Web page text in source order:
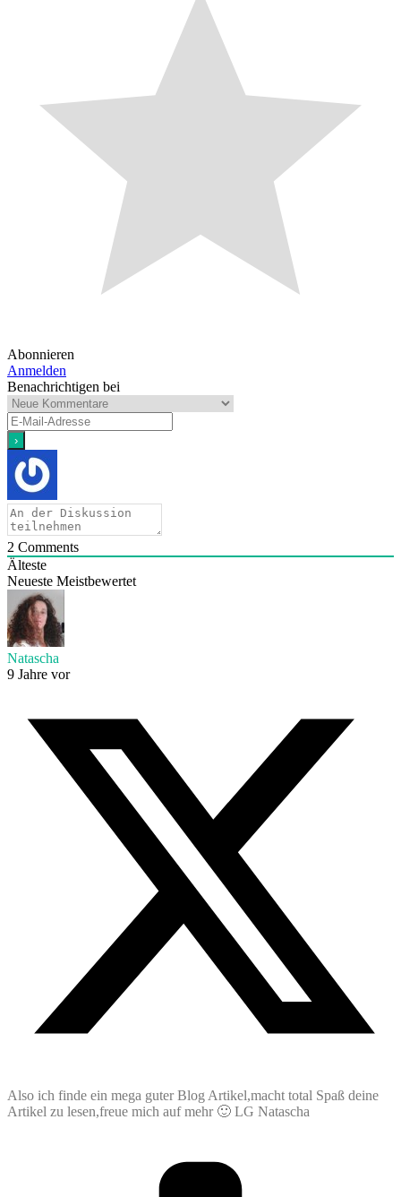
Abonnieren
Anmelden
Benachrichtigen bei
2 Comments
Älteste
Neueste Meistbewertet
Natascha
9 Jahre vor
Also ich finde ein mega guter Blog Artikel,macht total Spaß deine
Artikel zu lesen,freue mich auf mehr 🙂 LG Natascha